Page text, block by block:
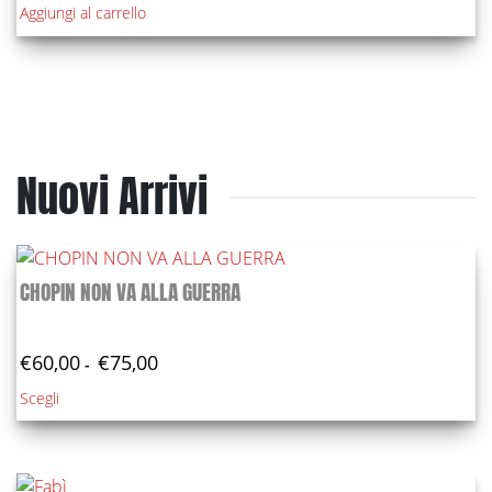
nella
pagina
originale
era:
€24,90.
è:
€20,00.
Aggiungi al carrello
Nuovi Arrivi
CHOPIN NON VA ALLA GUERRA
€60,00 - €75,00Fascia
da
€60,00
Scegli
prodotto
più